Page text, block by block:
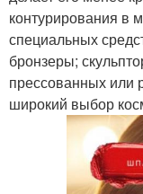
контурирования в
специальных
бронзеры;
прессованных или
широкий выбор